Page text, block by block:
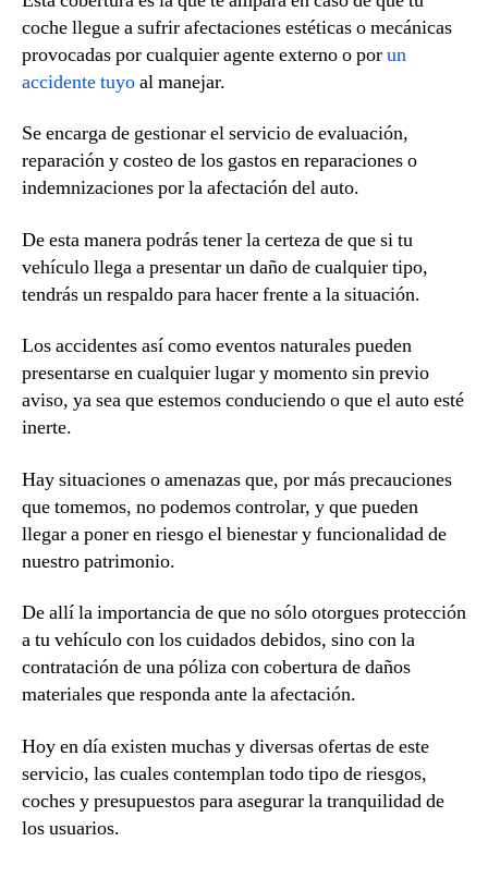
coche llegue a sufrir afectaciones estéticas o mecánicas
provocadas por cualquier agente externo o porun
accidente tuyoal manejar.
Se encarga de gestionar el servicio de evaluación,
reparación y costeo de los gastos en reparaciones o
indemnizaciones por la afectación del auto.
De esta manera podrás tener la certeza de que si tu
vehículo llega a presentar un daño de cualquier tipo,
tendrás un respaldo para hacer frente a la situación.
Los accidentes así como eventos naturales pueden
presentarse en cualquier lugar y momento sin previo
aviso, ya sea que estemos conduciendo o que el auto esté
inerte.
Hay situaciones o amenazas que, por más precauciones
que tomemos, no podemos controlar, y que pueden
llegar a poner en riesgo el bienestar y funcionalidad de
nuestro patrimonio.
De allí la importancia de que no sólo otorgues protección
a tu vehículo con los cuidados debidos, sino con la
contratación de una póliza con cobertura de daños
materiales que responda ante la afectación.
Hoy en día existen muchas y diversas ofertas de este
servicio, las cuales contemplan todo tipo de riesgos,
coches y presupuestos para asegurar la tranquilidad de
los usuarios.